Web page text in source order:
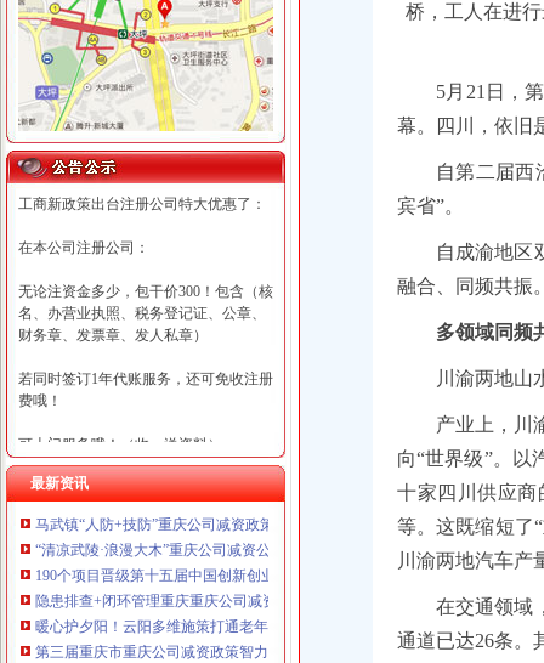
工商新政策出台注册公司特大优惠了：
在本公司注册公司：
无论注资金多少，包干价300！包含（核
名、办营业执照、税务登记证、公章、
财务章、发票章、发人私章）
若同时签订1年代账服务，还可免收注册
费哦！
可上门服务哦！（收、送资料）
可加急服务哦！（最快可1工作日）
可代理开银行账户！（我们有长期合作
的银行，可免银行年费用）
咨询热线：023-63653351/63653355、13
320337068、13368080804，一通电话，
优惠多多！
最新资讯
马武镇“人防+技防”重庆公司减资政策齐发力守住汛期安全底线
“清凉武陵·浪漫大木”重庆公司减资公告杯中老年气排球邀请赛圆满落幕
190个项目晋级第十五届中国创新创业大赛重庆赛区复赛、重庆公司减资政策决
隐患排查+闭环管理重庆重庆公司减资代办全力筑牢3075座水库防汛安全堤
暖心护夕阳！云阳多维施策打通老年助餐服务连心路
第三届重庆市重庆公司减资政策智力运动会闭幕涪陵区代表队获佳绩
桥，工人在进
5月21日，
幕。四川，依旧
自第二届西
宾省”。
自成渝地区
融合、同频共振
多领域同频
川渝两地山
产业上，川
向“世界级”。以
十家四川供应商
等。这既缩短了
川渝两地汽车产
在交通领域
通道已达26条。